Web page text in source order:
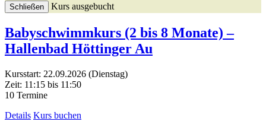
Schließen Kurs ausgebucht
Babyschwimmkurs (2 bis 8 Monate) –
Hallenbad Höttinger Au
Kursstart: 22.09.2026 (Dienstag)
Zeit: 11:15 bis 11:50
10 Termine
Details Kurs buchen